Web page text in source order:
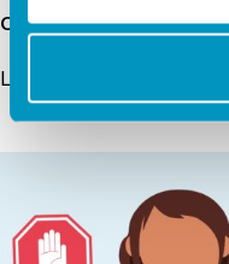
Omgaan met emoties
Lees verder